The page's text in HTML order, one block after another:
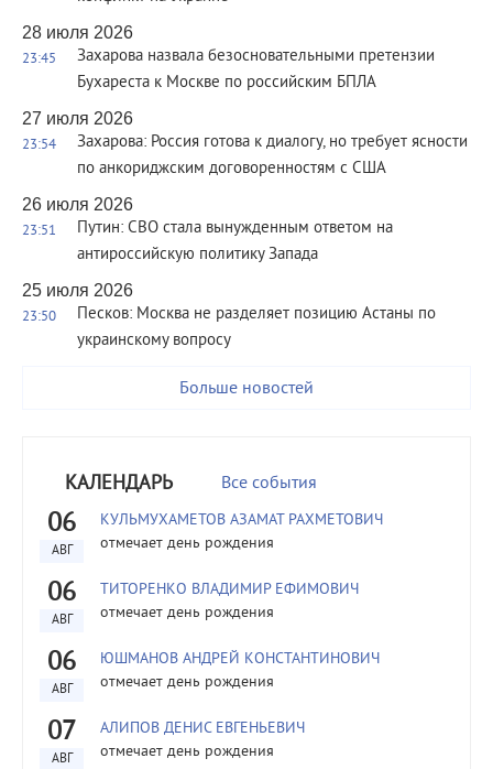
28 июля 2026
23:45
Захарова назвала безосновательными претензии
Бухареста к Москве по российским БПЛА
27 июля 2026
23:54
Захарова: Россия готова к диалогу, но требует ясности
по анкориджским договоренностям с США
26 июля 2026
23:51
Путин: СВО стала вынужденным ответом на
антироссийскую политику Запада
25 июля 2026
23:50
Песков: Москва не разделяет позицию Астаны по
украинскому вопросу
Больше новостей
КАЛЕНДАРЬ Все события
06
АВГ
КУЛЬМУХАМЕТОВ АЗАМАТ РАХМЕТОВИЧ
отмечает день рождения
06
АВГ
ТИТОРЕНКО ВЛАДИМИР ЕФИМОВИЧ
отмечает день рождения
06
АВГ
ЮШМАНОВ АНДРЕЙ КОНСТАНТИНОВИЧ
отмечает день рождения
07
АВГ
АЛИПОВ ДЕНИС ЕВГЕНЬЕВИЧ
отмечает день рождения